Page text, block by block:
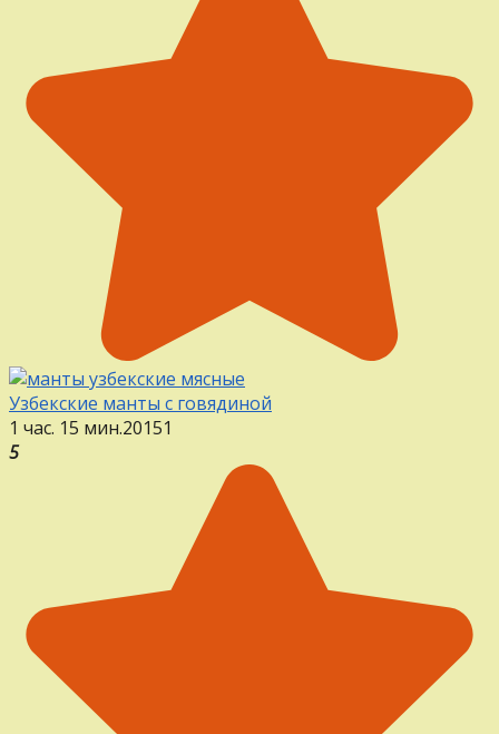
Узбекские манты с говядиной
1 час. 15 мин.20151
5